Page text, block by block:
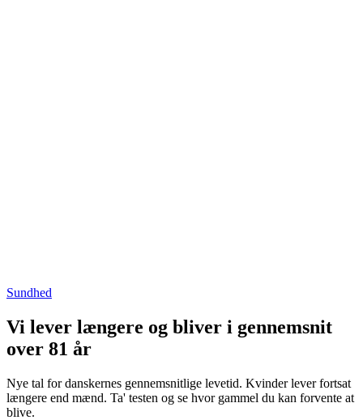
Sundhed
Vi lever længere og bliver i gennemsnit
over 81 år
Nye tal for danskernes gennemsnitlige levetid. Kvinder lever fortsat
længere end mænd. Ta' testen og se hvor gammel du kan forvente at
blive.